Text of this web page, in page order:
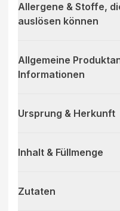
Allergene & Stoffe,
auslösen können
Allgemeine
Informationen
Ursprung & Herkunft
Inhalt & Füllmenge
Zutaten